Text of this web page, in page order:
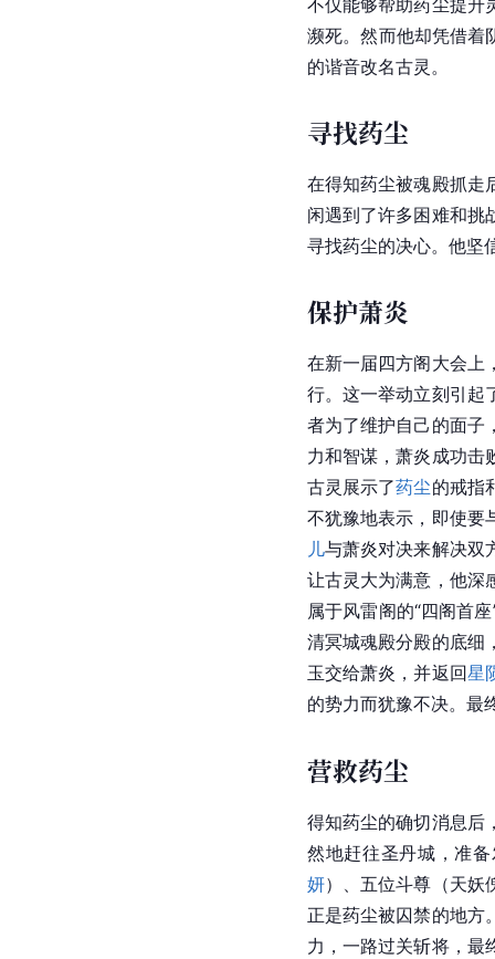
不仅能够帮助药尘提升
濒死。然而他却凭借着
的谐音改名古灵。
寻找药尘
在得知药尘被魂殿抓走
闲遇到了许多困难和挑
寻找药尘的决心。他坚
保护萧炎
在新一届四方阁大会上
行。这一举动立刻引起
者为了维护自己的面子
力和智谋，萧炎成功击
古灵展示了药尘的戒指
不犹豫地表示，即使要
儿与萧炎对决来解决双
让古灵大为满意，他深
属于风雷阁的“四阁首
清冥城魂殿分殿的底细
玉交给萧炎，并返回星
的势力而犹豫不决。最
营救药尘
得知药尘的确切消息后
然地赶往圣丹城，准
妍）、五位斗尊（天妖
正是药尘被囚禁的地方
力，一路过关斩将，最